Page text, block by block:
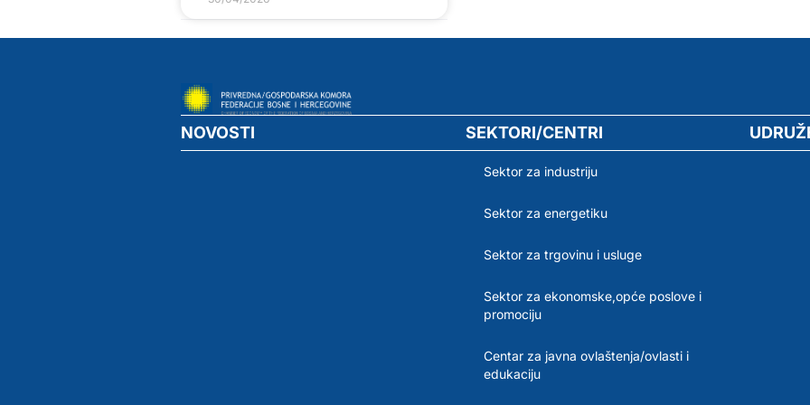
NOVOSTI SEKTORI/CENTRI
Sektor za industriju
Sektor za energetiku
Sektor za trgovinu i usluge
Sektor za ekonomske,opće poslove i
promociju
Centar za javna ovlaštenja/ovlasti i
edukaciju